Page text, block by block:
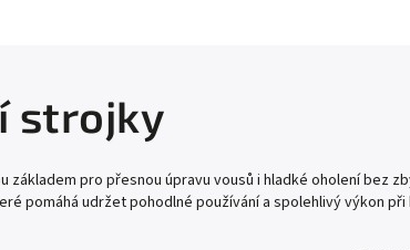
strojky
základem pro přesnou úpravu vousů i hladké oholení bez
pomáhá udržet pohodlné používání a spolehlivý výkon při